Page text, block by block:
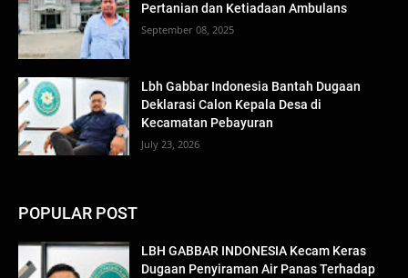
Pertanian dan Ketiadaan Ambulans
September 08, 2025
Lbh Gabbar Indonesia Bantah Dugaan
Deklarasi Calon Kepala Desa di
Kecamatan Pebayuran
July 23, 2026
POPULAR POST
LBH GABBAR INDONESIA Kecam Keras
Dugaan Penyiraman Air Panas Terhadap